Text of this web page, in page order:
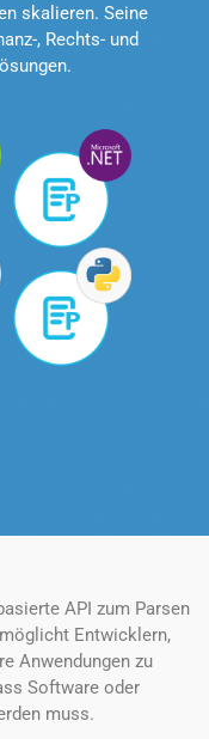
skalieren. Seine
, Rechts- und
API zum Parsen
Entwicklern,
Anwendungen zu
Software oder
muss.